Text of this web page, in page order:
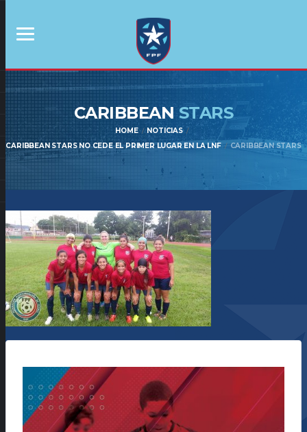
CARIBBEAN STARS
HOME
NOTICIAS
CARIBBEAN STARS NO CEDE EL PRIMER LUGAR EN LA LNF
CARIBBEAN STARS